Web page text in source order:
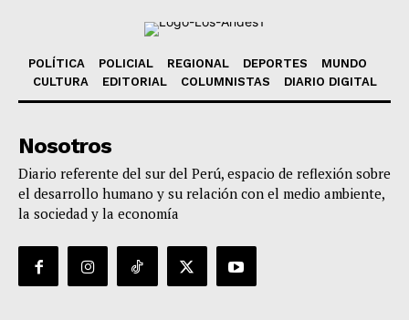
POLÍTICA POLICIAL REGIONAL DEPORTES
MUNDO
CULTURA
EDITORIAL COLUMNISTAS DIARIO DIGITAL
Nosotros
Diario referente del sur del Perú, espacio de reflexión sobre
el desarrollo humano y su relación con el medio ambiente,
la sociedad y la economía